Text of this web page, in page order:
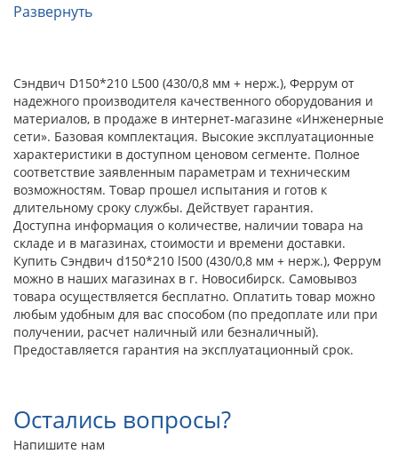
Развернуть
Сэндвич D150*210 L500 (430/0,8 мм + нерж.), Феррум от
надежного производителя качественного оборудования и
материалов, в продаже в интернет-магазине «Инженерные
сети». Базовая комплектация. Высокие эксплуатационные
характеристики в доступном ценовом сегменте. Полное
соответствие заявленным параметрам и техническим
возможностям. Товар прошел испытания и готов к
длительному сроку службы. Действует гарантия.
Доступна информация о количестве, наличии товара на
складе и в магазинах, стоимости и времени доставки.
Купить Сэндвич d150*210 l500 (430/0,8 мм + нерж.), Феррум
можно в наших магазинах в г. Новосибирск. Самовывоз
товара осуществляется бесплатно. Оплатить товар можно
любым удобным для вас способом (по предоплате или при
получении, расчет наличный или безналичный).
Предоставляется гарантия на эксплуатационный срок.
Остались вопросы?
Напишите нам